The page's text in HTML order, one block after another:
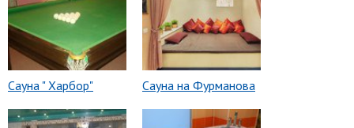
Сауна " Харбор" Сауна на Фурманова